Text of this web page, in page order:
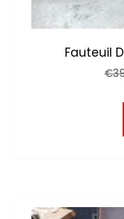
Fauteuil
€